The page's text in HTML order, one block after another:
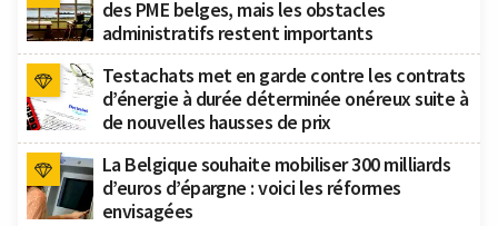
des PME belges, mais les obstacles
administratifs restent importants
Testachats met en garde contre les contrats
d’énergie à durée déterminée onéreux suite à
de nouvelles hausses de prix
La Belgique souhaite mobiliser 300 milliards
d’euros d’épargne : voici les réformes
envisagées